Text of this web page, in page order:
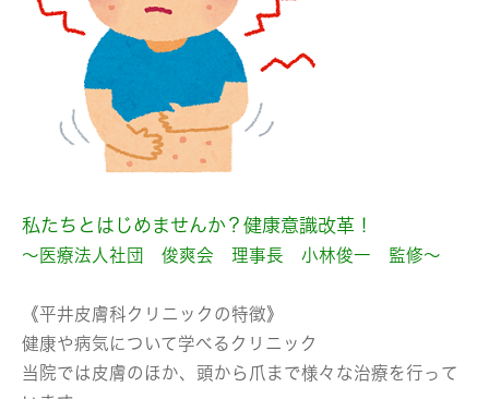
私たちとはじめませんか？健康意識改革！
～医療法人社団 俊爽会 理事長 小林俊一 監修～
《平井皮膚科クリニックの特徴》
健康や病気について学べるクリニック
当院では皮膚のほか、頭から爪まで様々な治療を行って